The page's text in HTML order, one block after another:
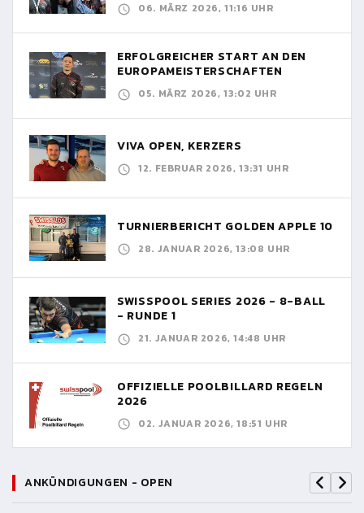
06. MÄRZ 2026, 11:16 UHR
ERFOLGREICHER START AN DEN
EUROPAMEISTERSCHAFTEN
05. MÄRZ 2026, 13:02 UHR
VIVA OPEN, KERZERS
12. FEBRUAR 2026, 13:31 UHR
TURNIERBERICHT GOLDEN APPLE 10
28. JANUAR 2026, 13:08 UHR
SWISSPOOL SERIES 2026 - 8-BALL
- RUNDE 1
21. JANUAR 2026, 14:48 UHR
OFFIZIELLE POOLBILLARD REGELN
2026
02. JANUAR 2026, 18:51 UHR
ANKÜNDIGUNGEN - OPEN